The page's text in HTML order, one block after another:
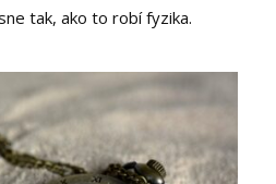
tak, ako to robí fyzika.